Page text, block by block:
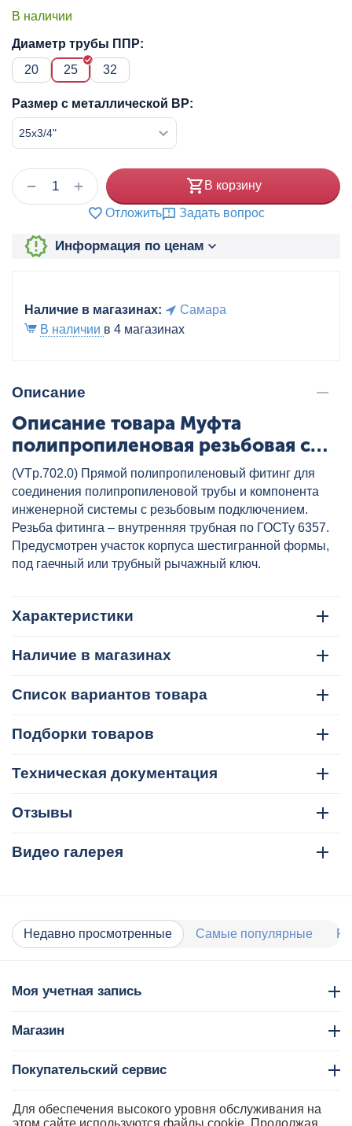
В наличии
Диаметр трубы ППР:
20
25 32
Размер с металлической ВР:
+
− В корзину
Отложить Задать вопрос
Информация по ценам
Наличие в магазинах:
Самара
В наличии в 4 магазинах
Описание
Описание товара Муфта
полипропиленовая резьбовая с
металлической ВР 25x3/4" бел.
VALTEC, артикул: VTp.702.0.02505
(VTp.702.0) Прямой полипропиленовый фитинг для
соединения полипропиленовой трубы и компонента
инженерной системы с резьбовым подключением.
Резьба фитинга – внутренняя трубная по ГОСТу 6357.
Предусмотрен участок корпуса шестигранной формы,
под гаечный или трубный рычажный ключ.
Характеристики
Наличие в магазинах
Список вариантов товара
Подборки товаров
Техническая документация
Отзывы
Видео галерея
Недавно просмотренные Самые популярные
Моя учетная запись
Магазин
Покупательский сервис
Контакты
Для обеспечения высокого уровня обслуживания на